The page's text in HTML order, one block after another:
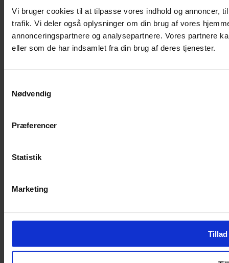
Vi bruger cookies til at tilpasse vores indhold og annoncer,
trafik. Vi deler også oplysninger om din brug af vores
annonceringspartnere og analysepartnere. Vores partnere
eller som de har indsamlet fra din brug af deres tjenester.
Nødvendig
Præferencer
Statistik
Marketing
Tillad